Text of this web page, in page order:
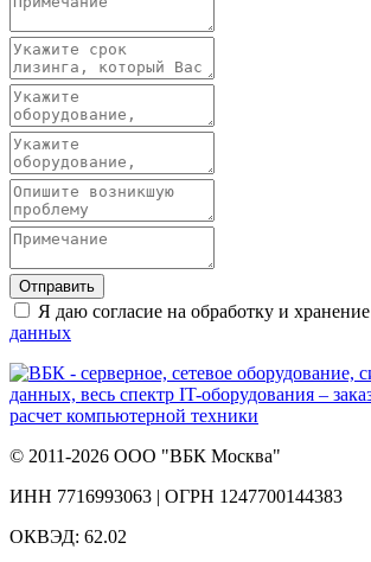
Отправить
Я даю согласие на обработку и хранение
данных
© 2011-2026 ООО "ВБК Москва"
ИНН 7716993063 | ОГРН 1247700144383
ОКВЭД: 62.02